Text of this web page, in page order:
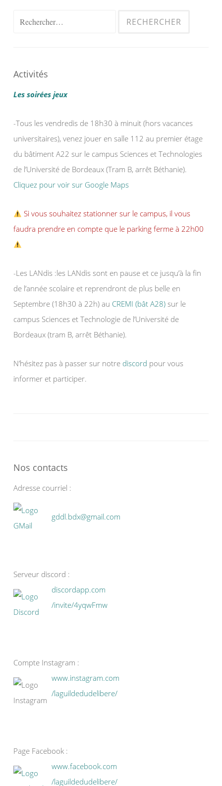
Rechercher :
Activités
Les soirées jeux
-Tous les vendredis de 18h30 à minuit (hors vacances
universitaires), venez jouer en salle 112 au premier étage
du bâtiment A22 sur le campus Sciences et Technologies
de l’Université de Bordeaux (Tram B, arrêt Béthanie).
Cliquez pour voir sur Google Maps
Si vous souhaitez stationner sur le campus, il vous
faudra prendre en compte que le parking ferme à 22h00
-Les LANdis :les LANdis sont en pause et ce jusqu’à la fin
de l’année scolaire et reprendront de plus belle en
Septembre (18h30 à 22h) au CREMI (bât A28) sur le
campus Sciences et Technologie de l’Université de
Bordeaux (tram B, arrêt Béthanie).
N’hésitez pas à passer sur notre discord pour vous
informer et participer.
Nos contacts
Adresse courriel :
gddl.bdx@gmail.com
Serveur discord :
discordapp.com
/invite/4yqwFmw
Compte Instagram :
www.instagram.com
/laguildedudelibere/
Page Facebook :
www.facebook.com
/laguildedudelibere/